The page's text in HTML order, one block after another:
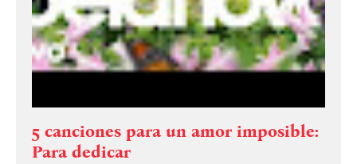
5 canciones para un amor imposible:
Para dedicar